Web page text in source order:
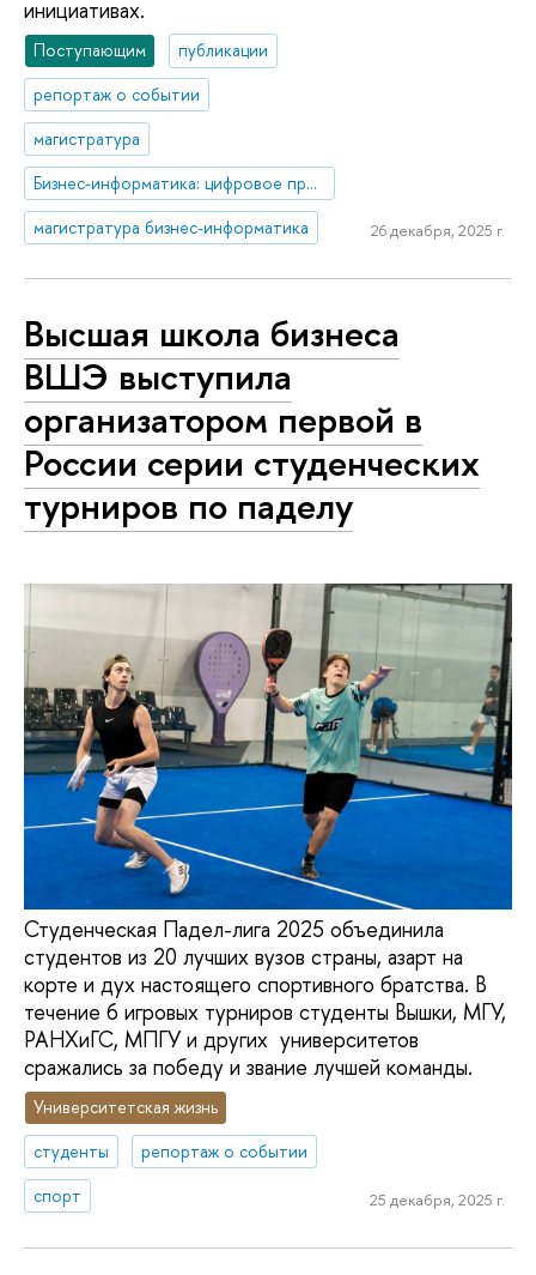
инициативах.
Поступающим
публикации
репортаж о событии
магистратура
Бизнес-информатика: цифровое предприятие и управление информационными системами
магистратура бизнес-информатика
26 декабря, 2025 г.
Высшая школа бизнеса
ВШЭ выступила
организатором первой в
России серии студенческих
турниров по паделу
Студенческая Падел-лига 2025 объединила
студентов из 20 лучших вузов страны, азарт на
корте и дух настоящего спортивного братства. В
течение 6 игровых турниров студенты Вышки, МГУ,
РАНХиГС, МПГУ и других университетов
сражались за победу и звание лучшей команды.
Университетская жизнь
студенты
репортаж о событии
спорт
25 декабря, 2025 г.